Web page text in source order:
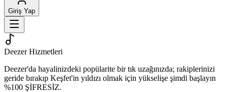
Giriş Yap
DeezerHizmetleri
Deezer'da hayalinizdeki popülarite bir tık uzağınızda; rakiplerinizi
geride bırakıp Keşfet'in yıldızı olmak için yükselişe şimdi başlayın
%100 ŞİFRESİZ.